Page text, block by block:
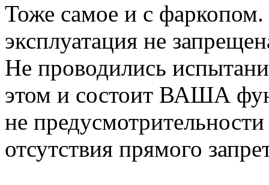
Тоже самое и с фаркопом.
эксплуатация не
Не проводились
этом и состоит ВАША
не
отсутствия прямого